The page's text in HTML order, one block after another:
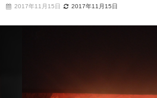
2017年11月15日 2017年11月15日